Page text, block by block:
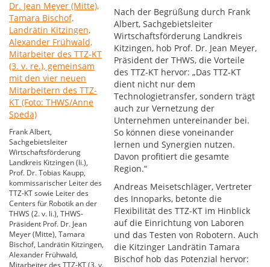
Frank Albert,
Sachgebietsleiter
Wirtschaftsförderung
Landkreis Kitzingen (li.),
Prof. Dr. Tobias Kaupp,
kommissarischer Leiter des
TTZ-KT sowie Leiter des
Centers für Robotik an der
THWS (2. v. li.), THWS-
Präsident Prof. Dr. Jean
Meyer (Mitte), Tamara
Bischof, Landrätin Kitzingen,
Alexander Frühwald,
Mitarbeiter des TTZ-KT (3. v.
Nach der Begrüßung durch Frank
Albert, Sachgebietsleiter
Wirtschaftsförderung Landkreis
Kitzingen, hob Prof. Dr. Jean Meyer,
Präsident der THWS, die Vorteile
des TTZ-KT hervor: „Das TTZ-KT
dient nicht nur dem
Technologietransfer, sondern trägt
auch zur Vernetzung der
Unternehmen untereinander bei.
So können diese voneinander
lernen und Synergien nutzen.
Davon profitiert die gesamte
Region.“
Andreas Meisetschläger, Vertreter
des Innoparks, betonte die
Flexibilität des TTZ-KT im Hinblick
auf die Einrichtung von Laboren
und das Testen von Robotern. Auch
die Kitzinger Landrätin Tamara
Bischof hob das Potenzial hervor: